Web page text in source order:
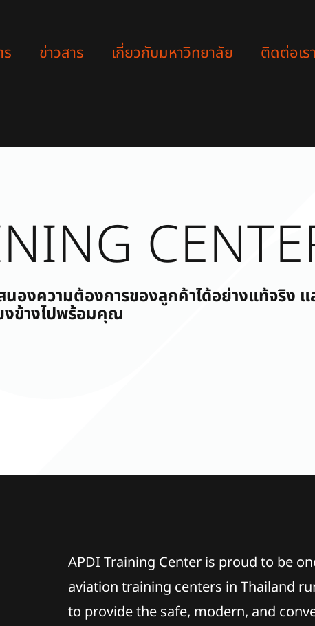
ข่าวสาร เกี่ยวกับมหาวิทยาลัย ติดต่อเรา
องความต้องการของลูกค้าได้อย่างแท้จริง
งข้างไปพร้อมคุณ
APDI Training Center is proud to be
aviation training centers in Thailand
to provide the safe, modern, and